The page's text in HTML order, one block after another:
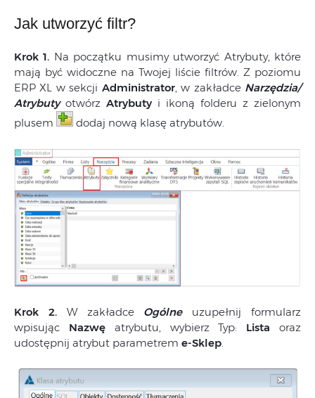
Jak utworzyć filtr?
Krok 1. Na początku musimy utworzyć Atrybuty, które
mają być widoczne na Twojej liście filtrów. Z poziomu
ERP XL w sekcji Administrator, w zakładce Narzędzia/
Atrybutyotwórz Atrybuty i ikoną folderu z zielonym
plusem
dodaj nową klasę atrybutów.
Krok 2.W zakładce Ogólne
uzupełnij formularz
wpisując Nazwęatrybutu, wybierz Typ: Lista oraz
udostępnij atrybut parametrem e-Sklep.